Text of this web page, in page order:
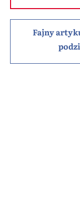
Fajny